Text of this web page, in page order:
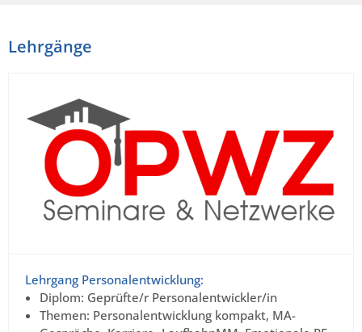
Lehrgänge
Lehrgang Personalentwicklung:
Diplom: Geprüfte/r Personalentwickler/in
Themen: Personalentwicklung kompakt, MA-